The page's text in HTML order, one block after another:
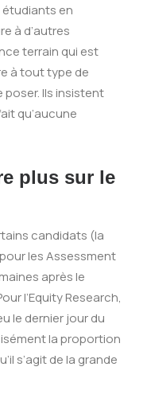
en
à d’autres
terrain qui est
à tout type de
poser. Ils insistent
qu’aucune
plus sur le
candidats (la
les Assessment
après le
l’Equity Research,
le dernier jour du
la proportion
s’agit de la grande